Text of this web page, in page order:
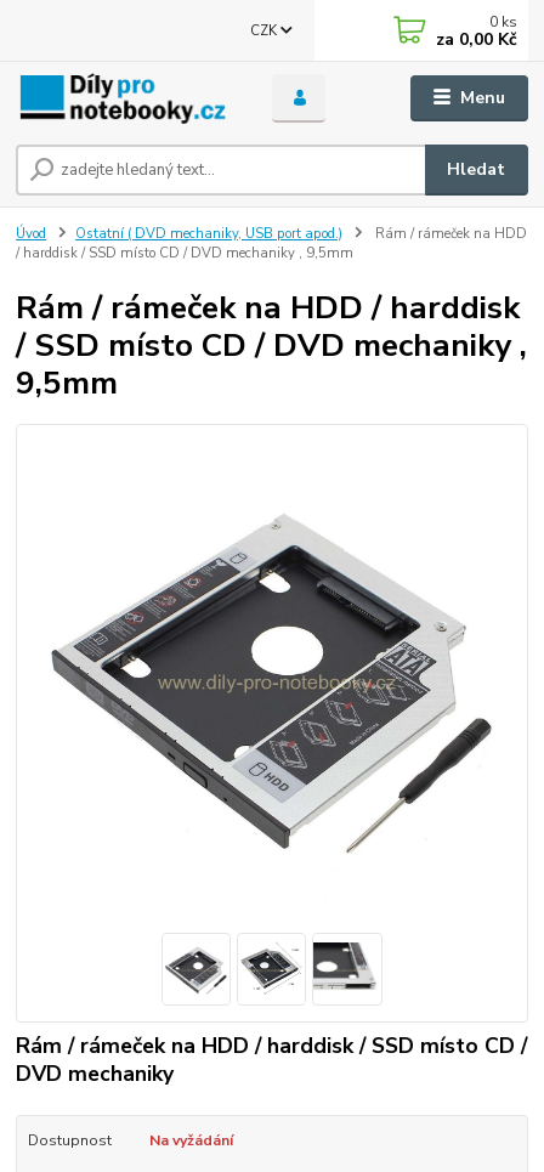
Menu
CZK
Hledat
0 ks
za 0,00 Kč
Úvod Ostatní ( DVD mechaniky, USB port apod.)
Rám / rámeček na HDD
/ harddisk / SSD místo CD / DVD mechaniky , 9,5mm
Rám / rámeček na HDD / harddisk
/ SSD místo CD / DVD mechaniky ,
9,5mm
Rám / rámeček na HDD / harddisk / SSD místo CD /
DVD mechaniky
Dostupnost Na vyžádání